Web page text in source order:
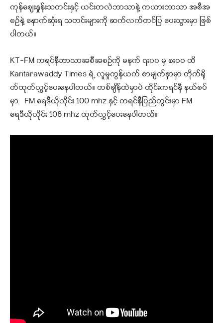
ကုန်စျေးနှုန်းသတင်းနှင့် ယင်းတလဲဘာသာနဲ့ ကယားဘာသာ အစီအ
စဥ်နဲ့ နောက်ဆုံးရ သတင်းများကို ဆက်လက်တင်ပြ ပေးသွားမှာ ဖြစ်
ပါတယ်။
KT-FM ကရင်နီဘာသာအစီအစဉ်ကို မနက် ၇း၀၀ မှ ၈းဝဝ ထိ
Kantarawaddy Times ရဲ့ လူမှုကွန်ယက် စာမျက်နှာမှာ တိုက်ရို
တ်ထုတ်လွှင့်ပေးနေပါတယ်။ တစ်ချိန်ထဲမှာပဲ ထိုင်းကရင်နီ နယ်စပ်
မှာ FM ရေဒီယိုလိုင်း 100 mhz နှင့် ကရင်နီပြည်တွင်းမှာ FM
ရေဒီယိုလိုင်း 108 mhz ထုတ်လွှင့်ပေးနေပါတယ်။